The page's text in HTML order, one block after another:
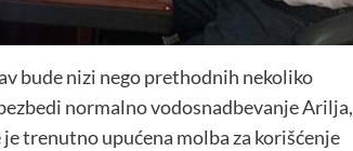
bude nizi nego prethodnih nekoliko
normalno vodosnadbevanje Arilja,
trenutno upućena molba za korišćenje